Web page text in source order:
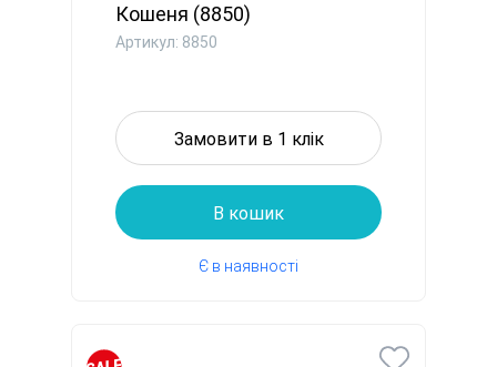
Кошеня (8850)
Артикул: 8850
Замовити в 1 клік
В кошик
Є в наявності